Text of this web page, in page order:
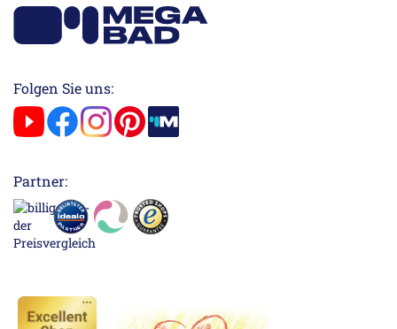
Folgen Sie uns:
Partner: